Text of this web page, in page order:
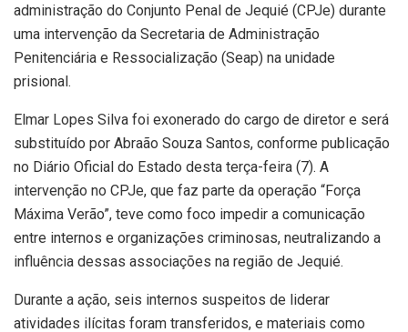
administração do Conjunto Penal de Jequié (CPJe) durante
uma intervenção da Secretaria de Administração
Penitenciária e Ressocialização (Seap) na unidade
prisional.
Elmar Lopes Silva foi exonerado do cargo de diretor e será
substituído por Abraão Souza Santos, conforme publicação
no Diário Oficial do Estado desta terça-feira (7). A
intervenção no CPJe, que faz parte da operação “Força
Máxima Verão”, teve como foco impedir a comunicação
entre internos e organizações criminosas, neutralizando a
influência dessas associações na região de Jequié.
Durante a ação, seis internos suspeitos de liderar
atividades ilícitas foram transferidos, e materiais como